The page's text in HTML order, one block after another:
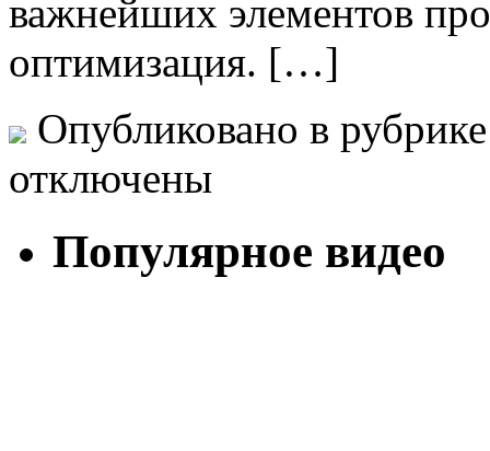
важнейших элементов
оптимизация. […]
Опубликовано в
отключены
Популярное видео